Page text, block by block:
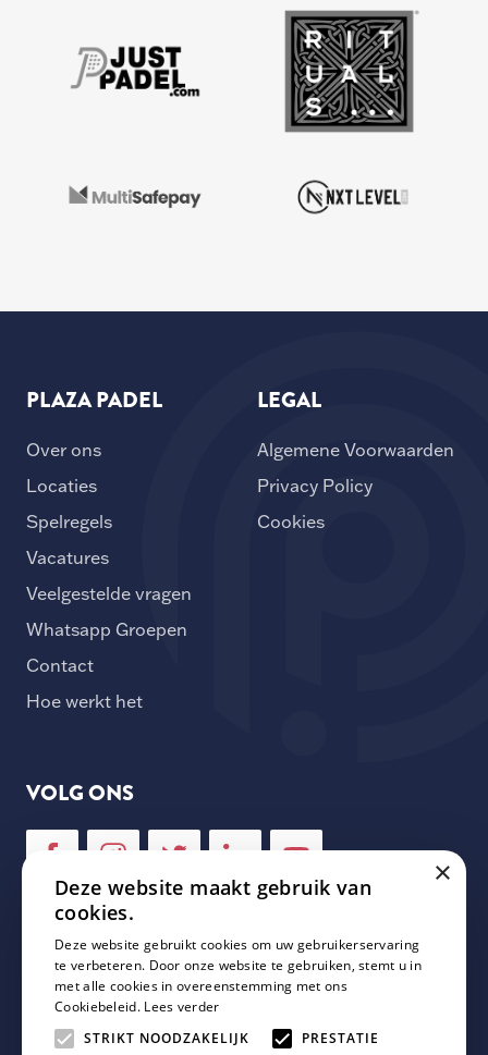
PLAZA PADEL
Over ons
Locaties
Spelregels
Vacatures
Veelgestelde vragen
Whatsapp Groepen
Contact
Hoe werkt het
LEGAL
Algemene Voorwaarden
Privacy Policy
Cookies
VOLG ONS
NIEUWSBRIEF
Schrijf je in voor onze nieuwsbrief en mis geen enkele
update van Plaza Padel!
×
Deze website maakt gebruik van
cookies.
Deze website gebruikt cookies om uw gebruikerservaring
te verbeteren. Door onze website te gebruiken, stemt u in
met alle cookies in overeenstemming met ons
Cookiebeleid. Lees verder
STRIKT NOODZAKELIJK
PRESTATIE